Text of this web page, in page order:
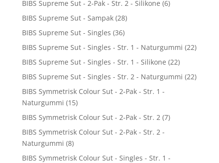
BIBS Supreme Sut - 2-Pak - Str. 2 - Silikone (6)
BIBS Supreme Sut - Sampak (28)
BIBS Supreme Sut - Singles (36)
BIBS Supreme Sut - Singles - Str. 1 - Naturgummi (22)
BIBS Supreme Sut - Singles - Str. 1 - Silikone (22)
BIBS Supreme Sut - Singles - Str. 2 - Naturgummi (22)
BIBS Symmetrisk Colour Sut - 2-Pak - Str. 1 -
Naturgummi (15)
BIBS Symmetrisk Colour Sut - 2-Pak - Str. 2 (7)
BIBS Symmetrisk Colour Sut - 2-Pak - Str. 2 -
Naturgummi (8)
BIBS Symmetrisk Colour Sut - Singles - Str. 1 -